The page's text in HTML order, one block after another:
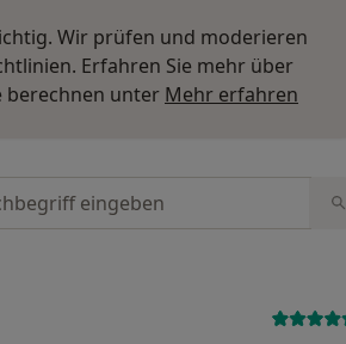
Wir prüfen und moderieren
Erfahren Sie mehr über
berechnen unter Mehr erfahren
durchsuchen